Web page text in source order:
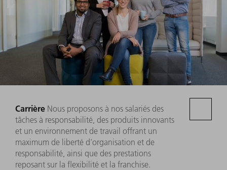
Carrière Nous proposons à nos salariés des
tâches à responsabilité, des produits innovants
et un environnement de travail offrant un
maximum de liberté d'organisation et de
responsabilité, ainsi que des prestations
reposant sur la flexibilité et la franchise.